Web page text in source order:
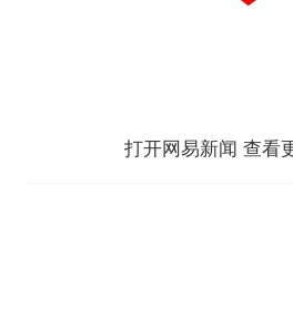
打开网易新闻 查看